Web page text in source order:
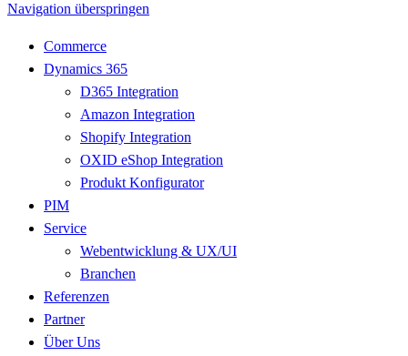
Navigation überspringen
Commerce
Dynamics 365
D365 Integration
Amazon Integration
Shopify Integration
OXID eShop Integration
Produkt Konfigurator
PIM
Service
Webentwicklung & UX/UI
Branchen
Referenzen
Partner
Über Uns